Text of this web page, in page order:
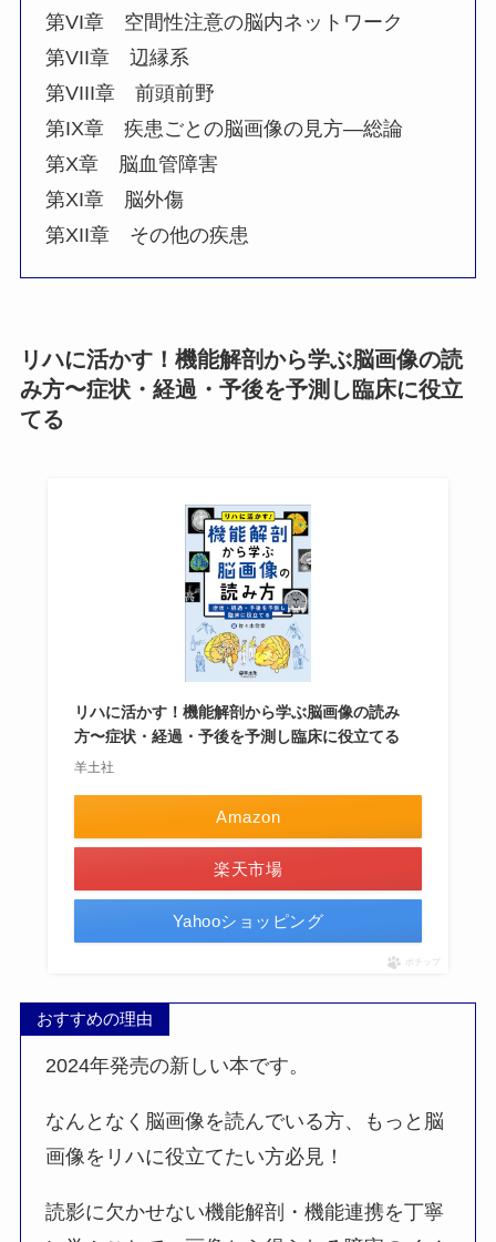
第VI章 空間性注意の脳内ネットワーク
第VII章 辺縁系
第VIII章 前頭前野
第IX章 疾患ごとの脳画像の見方―総論
第X章 脳血管障害
第XI章 脳外傷
第XII章 その他の疾患
リハに活かす！機能解剖から学ぶ脳画像の読
み方〜症状・経過・予後を予測し臨床に役立
てる
リハに活かす！機能解剖から学ぶ脳画像の読み
方〜症状・経過・予後を予測し臨床に役立てる
羊土社
Amazon
楽天市場
Yahooショッピング
ポチップ
おすすめの理由
2024年発売の新しい本です。
なんとなく脳画像を読んでいる方、もっと脳
画像をリハに役立てたい方必見！
読影に欠かせない機能解剖・機能連携を丁寧